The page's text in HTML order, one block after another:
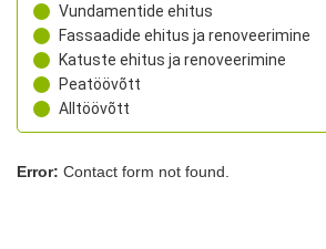
Vundamentide ehitus
Fassaadide ehitus ja renoveerimine
Katuste ehitus ja renoveerimine
Peatöövõtt
Alltöövõtt
Error: Contact form not found.